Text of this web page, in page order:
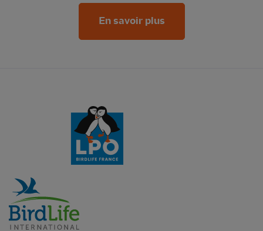
En savoir plus